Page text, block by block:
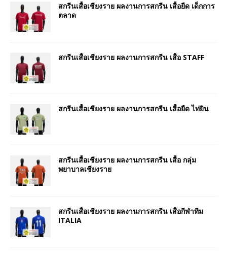
สกรีนเสื้อเชียงราย ผลงานการสกรีน เสื้อยืด เด็กการ
ตลาด
สกรีนเสื้อเชียงราย ผลงานการสกรีน เสื้อ STAFF
สกรีนเสื้อเชียงราย ผลงานการสกรีน เสื้อยืด ไท่ยิน
สกรีนเสื้อเชียงราย ผลงานการสกรีน เสื้อ กลุ่ม
พยาบาลเชียงราย
สกรีนเสื้อเชียงราย ผลงานการสกรีน เสื้อกีฬาทีม
ITALIA